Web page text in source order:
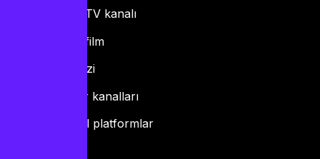
20.000+ TV kanalı
50.000+ film
5.000+ dizi
Tüm spor kanalları
Tüm dijital platformlar